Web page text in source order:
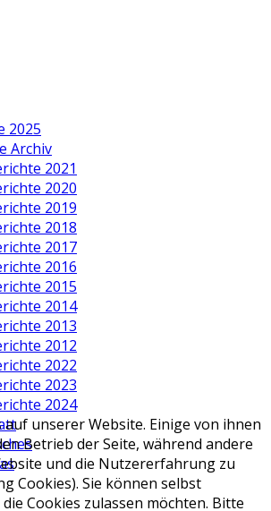
2025
Archiv
2021
2020
2019
2018
2017
2016
2015
2014
2013
2012
2022
2023
2024
unserer Website. Einige von ihnen
Betrieb der Seite, während andere
und die Nutzererfahrung zu
Cookies). Sie können selbst
Cookies zulassen möchten. Bitte